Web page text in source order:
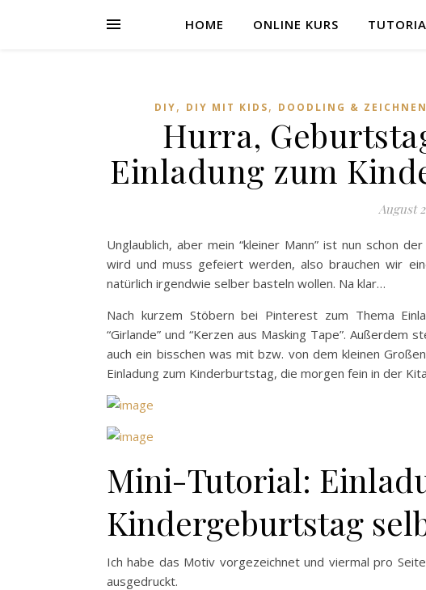
HOME ONLINE KURS
DIY, DIY MIT KIDS, DOODLING & ZEICHNEN
Hurra,
Einladung zum
August
Unglaublich, aber mein “kleiner Mann” ist nun schon
wird und muss gefeiert werden, also brauchen wir
natürlich irgendwie selber basteln wollen. Na klar…
Nach kurzem Stöbern bei Pinterest zum Thema
“Girlande” und “Kerzen aus Masking Tape”.
auch ein bisschen was mit bzw. von dem kleinen
Einladung zum Kinderburtstag, die morgen fein in der
Mini-Tutorial:
Kindergeburtstag
Ich habe das Motiv vorgezeichnet und viermal pro
ausgedruckt.